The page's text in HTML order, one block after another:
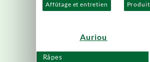
Affûtage et entretien
Râpes
Auriou